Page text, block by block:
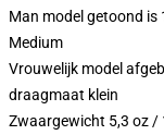
Man model getoond
Medium
Vrouwelijk model
draagmaat klein
Zwaargewicht 5,3 oz /